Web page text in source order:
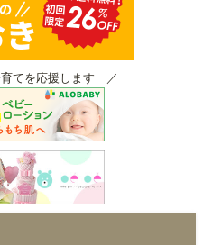
てを応援します ／